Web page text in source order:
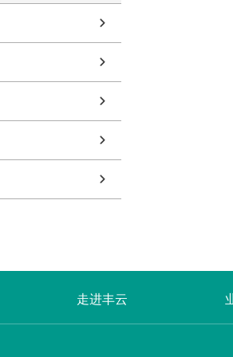
走进丰云